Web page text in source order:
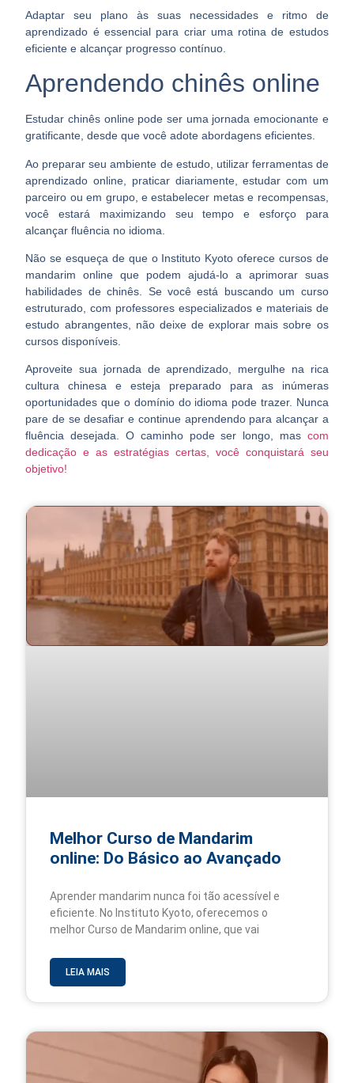
Adaptar seu plano às suas necessidades e ritmo de
aprendizado é essencialpara criar uma rotina de estudos
eficiente e alcançar progresso contínuo.
Aprendendo chinês online
Estudar chinês online pode ser uma jornada emocionante e
gratificante, desde que você adote abordagens eficientes.
Ao preparar seu ambiente de estudo, utilizar ferramentas de
aprendizado online, praticar diariamente, estudar com um
parceiro ou em grupo, e estabelecer metas e recompensas,
você estará maximizando seu tempo e esforço para
alcançar fluência no idioma.
Não se esqueça de que o Instituto Kyoto oferece cursos de
mandarim online que podem ajudá-lo a aprimorar suas
habilidades de chinês. Se você está buscando um curso
estruturado, com professores especializados e materiais de
estudo abrangentes, não deixe deexplorar mais sobre os
cursos disponíveis
Aproveite sua jornada de aprendizado, mergulhe na rica
cultura chinesa e esteja preparado para as inúmeras
oportunidades que o domínio do idioma pode trazer. Nunca
pare de se desafiar e continue aprendendo para alcançar a
fluência desejada. O caminho pode ser longo, mas com
dedicação e as estratégias certas, você conquistará seu
objetivo!
Melhor Curso de Mandarim
online: Do Básico ao Avançado
Aprender mandarim nunca foi tão acessível e
eficiente. No Instituto Kyoto, oferecemos o
melhor Curso de Mandarim online, que vai
LEIA MAIS